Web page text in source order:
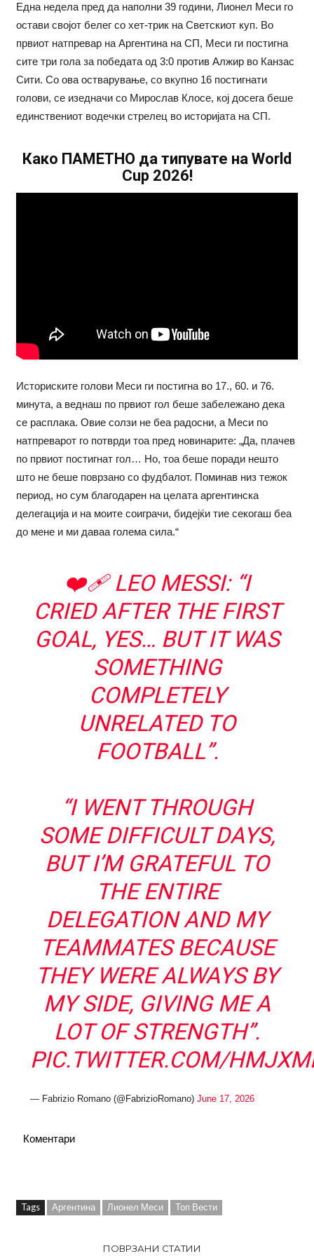
Една недела пред да наполни 39 години, Лионел Меси го
остави својот белег со хет-трик на Светскиот куп. Во
првиот натпревар на Аргентина на СП, Меси ги постигна
сите три гола за победата од 3:0 против Алжир во Канзас
Сити. Со ова остварување, со вкупно 16 постигнати
голови, се изедначи со Мирослав Клосе, кој досега беше
единствениот водечки стрелец во историјата на СП.
Како ПАМЕТНО да типувате на World
Cup 2026!
Историските голови Меси ги постигна во 17., 60. и 76.
минута, а веднаш по првиот гол беше забележано дека
се расплака. Овие солзи не беа радосни, а Меси по
натпреварот го потврди тоа пред новинарите: „Да, плачев
по првиот постигнат гол… Но, тоа беше поради нешто
што не беше поврзано со фудбалот. Поминав низ тежок
период, но сум благодарен на целата аргентинска
делегација и на моите соиграчи, бидејќи тие секогаш беа
до мене и ми даваа голема сила.“
❤️‍🩹 LEO MESSI: “I
CRIED AFTER THE FIRST
GOAL, YES… BUT IT WAS
SOMETHING
COMPLETELY
UNRELATED TO
FOOTBALL”.
“I WENT THROUGH
SOME DIFFICULT DAYS,
BUT I’M GRATEFUL TO
THE ENTIRE
DELEGATION AND MY
TEAMMATES BECAUSE
THEY WERE ALWAYS BY
MY SIDE, GIVING ME A
LOT OF STRENGTH”.
PIC.TWITTER.COM/
— Fabrizio Romano (@FabrizioRomano) June 17, 2026
Коментари
Tags Аргентина Лионел Меси Топ Вести
ПОВРЗАНИ СТАТИИ